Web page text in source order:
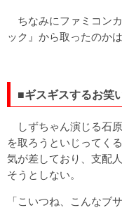
ちなみにファミコン
ック』から取ったのか
■ギスギスするお笑
しずちゃん演じる石
を取ろうといじってく
気が差しており、支配
そうとしない。
「こいつね、こんなブ